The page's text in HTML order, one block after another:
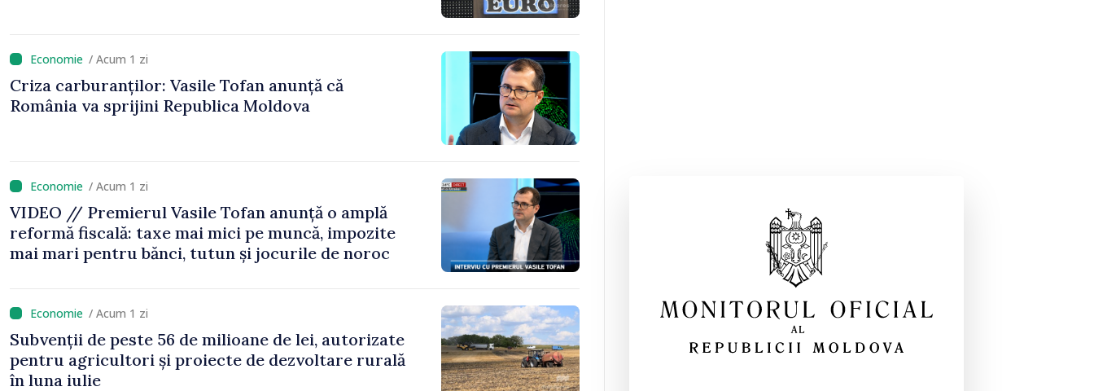
/ Acum 1 zi
Criza carburanților: Vasile Tofan anunță că
România va sprijini Republica Moldova
/ Acum 1 zi
VIDEO // Premierul Vasile Tofan anunță o amplă
reformă fiscală: taxe mai mici pe muncă, impozite
mai mari pentru bănci, tutun și jocurile de noroc
/ Acum 1 zi
Subvenții de peste 56 de milioane de lei, autorizate
pentru agricultori și proiecte de dezvoltare rurală
în luna iulie